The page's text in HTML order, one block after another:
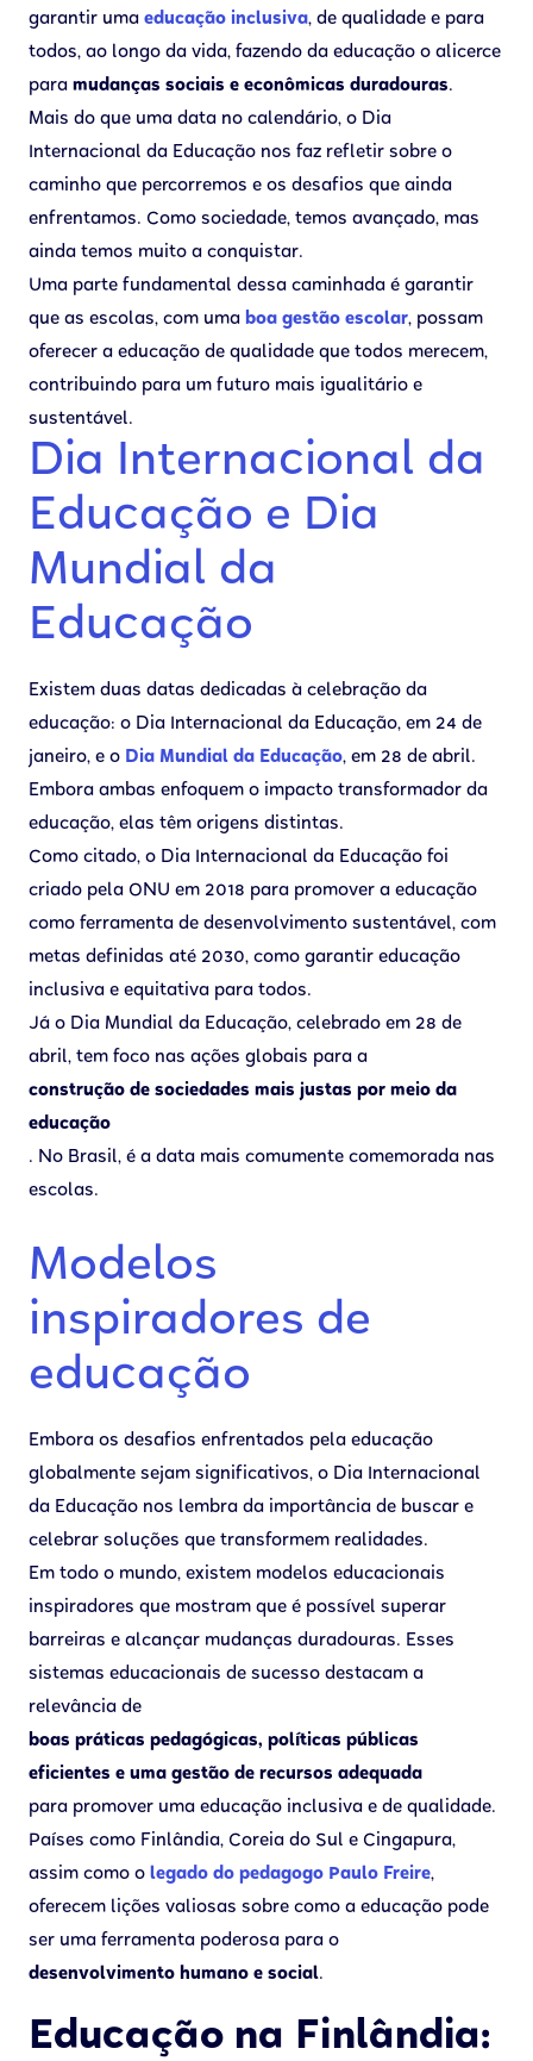
garantir uma educação inclusiva, de qualidade e para
todos, ao longo da vida, fazendo da educação o alicerce
para mudanças sociais e econômicas duradouras.
Mais do que uma data no calendário, o Dia
Internacional da Educação nos faz refletir sobre o
caminho que percorremos e os desafios que ainda
enfrentamos. Como sociedade, temos avançado, mas
ainda temos muito a conquistar.
Uma parte fundamental dessa caminhada é garantir
que as escolas, com uma boa gestão escolar, possam
oferecer a educação de qualidade que todos merecem,
contribuindo para um futuro mais igualitário e
sustentável.
Dia Internacional da
Educação e Dia
Mundial da
Educação
Existem duas datas dedicadas à celebração da
educação: o Dia Internacional da Educação, em 24 de
janeiro, e o Dia Mundial da Educação, em 28 de abril.
Embora ambas enfoquem o impacto transformador da
educação, elas têm origens distintas.
Como citado, o Dia Internacional da Educação foi
criado pela ONU em 2018 para promover a educação
como ferramenta de desenvolvimento sustentável, com
metas definidas até 2030, como garantir educação
inclusiva e equitativa para todos.
Já o Dia Mundial da Educação, celebrado em 28 de
abril, tem foco nas ações globais para a
construção de sociedades mais justas por meio da
educação
. No Brasil, é a data mais comumente comemorada nas
escolas.
Modelos
inspiradores de
educação
Embora os desafios enfrentados pela educação
globalmente sejam significativos, o Dia Internacional
da Educação nos lembra da importância de buscar e
celebrar soluções que transformem realidades.
Em todo o mundo, existem modelos educacionais
inspiradores que mostram que é possível superar
barreiras e alcançar mudanças duradouras. Esses
sistemas educacionais de sucesso destacam a
relevância de
boas práticas pedagógicas, políticas públicas
eficientes e uma gestão de recursos adequada
para promover uma educação inclusiva e de qualidade.
Países como Finlândia, Coreia do Sul e Cingapura,
assim como o legado do pedagogo Paulo Freire,
oferecem lições valiosas sobre como a educação pode
ser uma ferramenta poderosa para o
desenvolvimento humano e social.
Educação na Finlândia: